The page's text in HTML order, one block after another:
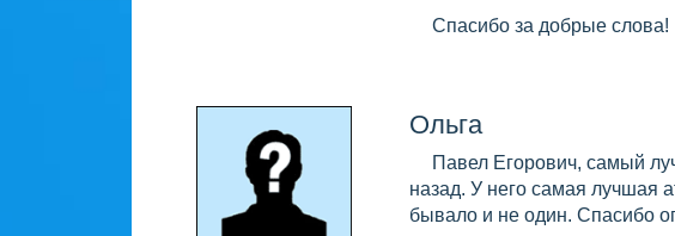
Спасибо за добрые слова!
Ольга
Павел Егорович, самый
назад. У него самая лучшая
бывало и не один. Спасибо